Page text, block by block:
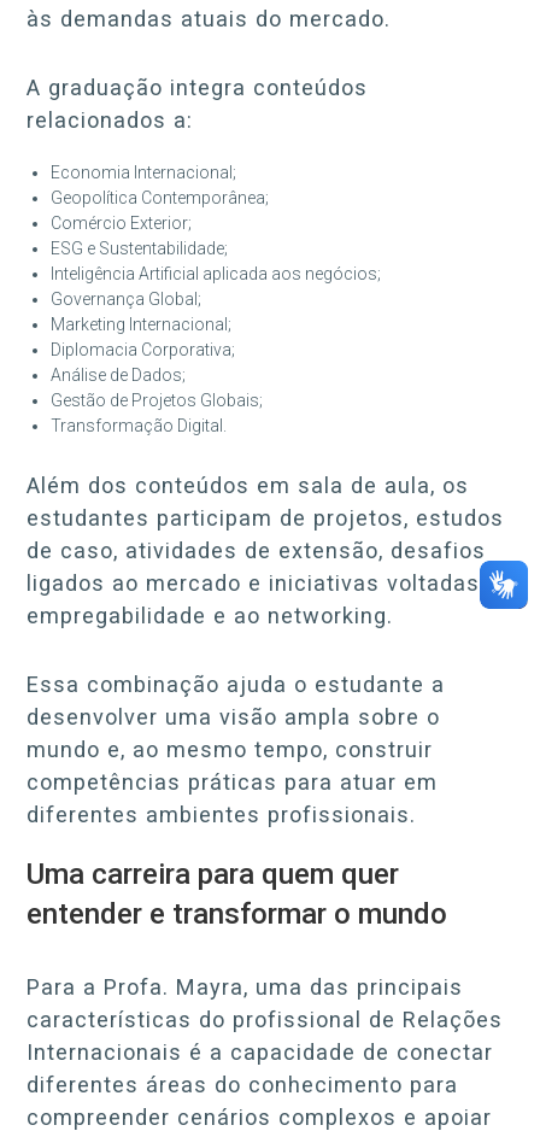
às demandas atuais do mercado.
A graduação integra conteúdos
relacionados a:
Economia Internacional;
Geopolítica Contemporânea;
Comércio Exterior;
ESG e Sustentabilidade;
Inteligência Artificial aplicada aos negócios;
Governança Global;
Marketing Internacional;
Diplomacia Corporativa;
Análise de Dados;
Gestão de Projetos Globais;
Transformação Digital.
Além dos conteúdos em sala de aula, os
estudantes participam de projetos, estudos
de caso, atividades de extensão, desafios
ligados ao mercado e iniciativas voltadas à
empregabilidade e ao networking.
Essa combinação ajuda o estudante a
desenvolver uma visão ampla sobre o
mundo e, ao mesmo tempo, construir
competências práticas para atuar em
diferentes ambientes profissionais.
Uma carreira para quem quer
entender e transformar o mundo
Para a Profa. Mayra, uma das principais
características do profissional de Relações
Internacionais é a capacidade de conectar
diferentes áreas do conhecimento para
compreender cenários complexos e apoiar